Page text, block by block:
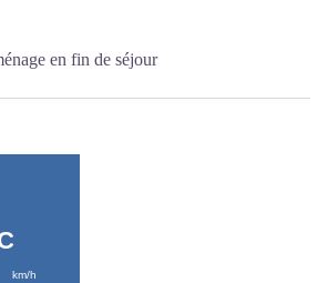
en fin de séjour